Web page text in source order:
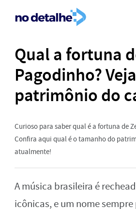
Qual a fortuna
Pagodinho?
patrimônio do
Curioso para saber qual é a fortuna de
Confira aqui qual é o tamanho do
atualmente!
A música brasileira é
icônicas, e um nome sempre